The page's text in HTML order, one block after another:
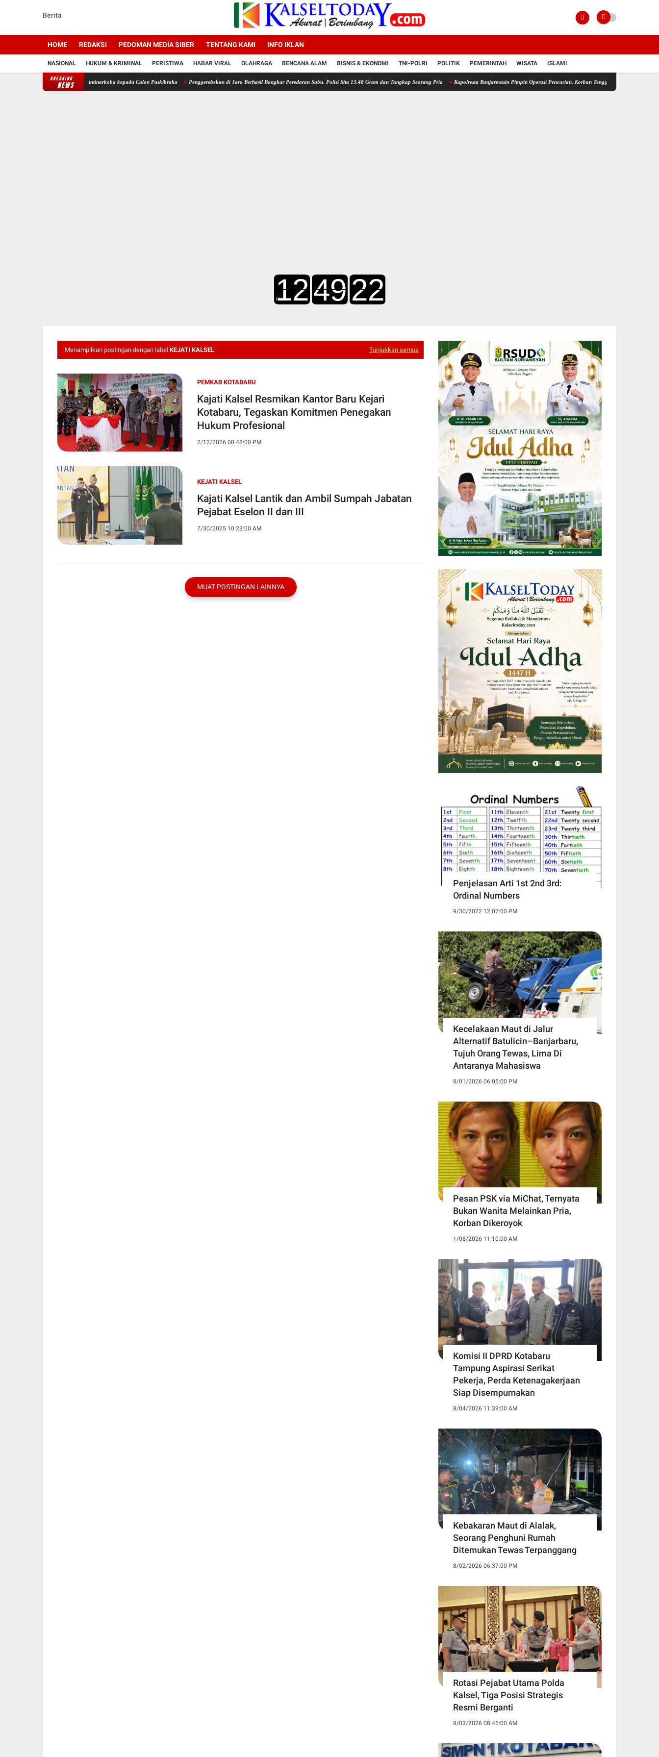
Berita
HOME REDAKSI PEDOMAN MEDIA SIBER TENTANG KAMI INFO IKLAN
NASIONAL HUKUM & KRIMINAL PERISTIWA HABAR VIRAL OLAHRAGA BENCANA ALAM BISNIS & EKONOMI TNI-POLRI POLITIK PEMERINTAH WISATA ISLAMI
BREAKING
NEWS
Tanamkan Semangat Antinarkoba kepada Calon Paskibraka Penggerebekan di Jaro Berhasil Bongkar Peredaran Sabu, Polisi Sita 13,48 Gram dan Tangkap Seorang Pria Kapolresta Banjarmasin Pimpin Operasi Pencarian, Korban Tenggelam Berhasil Ditemukan
Menampilkan postingan dengan label KEJATI KALSEL Tunjukkan semua
PEMKAB KOTABARU
Kajati Kalsel Resmikan Kantor Baru Kejari
Kotabaru, Tegaskan Komitmen Penegakan
Hukum Profesional
2/12/2026 08:48:00 PM
KEJATI KALSEL
Kajati Kalsel Lantik dan Ambil Sumpah Jabatan
Pejabat Eselon II dan III
7/30/2025 10:23:00 AM
MUAT POSTINGAN LAINNYA
Penjelasan Arti 1st 2nd 3rd:
Ordinal Numbers
9/30/2022 12:07:00 PM
Kecelakaan Maut di Jalur
Alternatif Batulicin–Banjarbaru,
Tujuh Orang Tewas, Lima Di
Antaranya Mahasiswa
8/01/2026 06:05:00 PM
Pesan PSK via MiChat, Ternyata
Bukan Wanita Melainkan Pria,
Korban Dikeroyok
1/08/2026 11:10:00 AM
Komisi II DPRD Kotabaru
Tampung Aspirasi Serikat
Pekerja, Perda Ketenagakerjaan
Siap Disempurnakan
8/04/2026 11:39:00 AM
Kebakaran Maut di Alalak,
Seorang Penghuni Rumah
Ditemukan Tewas Terpanggang
8/02/2026 06:37:00 PM
Rotasi Pejabat Utama Polda
Kalsel, Tiga Posisi Strategis
Resmi Berganti
8/03/2026 08:46:00 AM